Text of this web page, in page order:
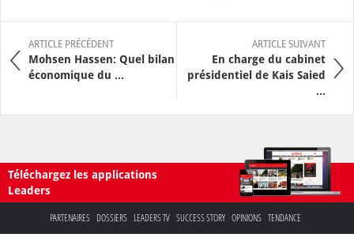
ARTICLE PRÉCÉDENT
Mohsen Hassen: Quel bilan
économique du ...
ARTICLE SUIVANT
En charge du cabinet
présidentiel de Kais Saied
...
Téléchargez les applications
Leaders
PARTENAIRES DOSSIERS LEADERS TV SUCCESS STORY OPINIONS TENDANCE